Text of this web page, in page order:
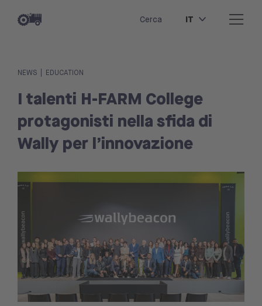
Cerca IT
NEWS EDUCATION
I talenti H-FARM College
protagonisti nella sfida di
Wally per l’innovazione